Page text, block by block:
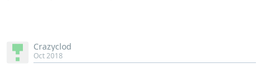
Crazyclod
Oct 2018